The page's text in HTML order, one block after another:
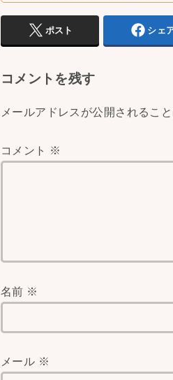
ポスト シェ
コメントを残す
メールアドレスが公開されること
コメント ※
名前 ※
メール ※